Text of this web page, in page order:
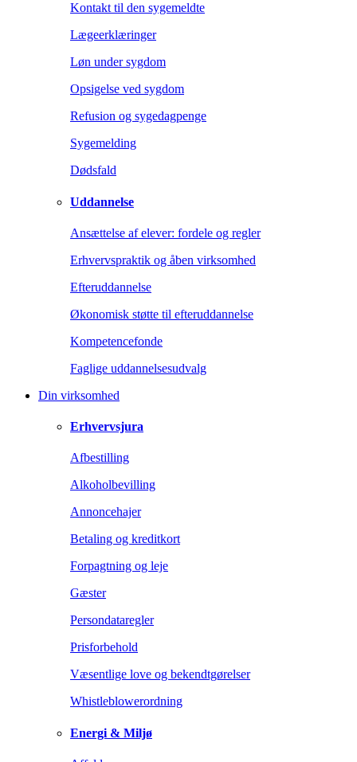
Kontakt til den sygemeldte
Lægeerklæringer
Løn under sygdom
Opsigelse ved sygdom
Refusion og sygedagpenge
Sygemelding
Dødsfald
Uddannelse
Ansættelse af elever: fordele og regler
Erhvervspraktik og åben virksomhed
Efteruddannelse
Økonomisk støtte til efteruddannelse
Kompetencefonde
Faglige uddannelsesudvalg
Din virksomhed
Erhvervsjura
Afbestilling
Alkoholbevilling
Annoncehajer
Betaling og kreditkort
Forpagtning og leje
Gæster
Persondataregler
Prisforbehold
Væsentlige love og bekendtgørelser
Whistleblowerordning
Energi & Miljø